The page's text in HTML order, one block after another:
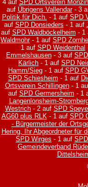
4 auf SPD Ortsverein
auf Übrigens Vallendar- 3
Politik für Dich. - 1 auf SPD
auf SPD Donsieders - 1 auf
auf SPD Waldböckelheim - 1
Waldmohr- 1 auf SPD
1 auf SPD Weidenthal
Emmelshausen- 3 auf
Kärlich - 1 auf SPD
Hamm/Sieg- 1 auf SPD
SPD Schiesheim - 1 auf
Ortsverein Schillingen- 1
auf SPD Germersheim - 1
Langenlonsheim-
Westrich - 2 auf SPD
AG60 plus RLK - 1 auf SPD
- Bürgermeister der
Hering, Ihr Abgeordneter für
SPD Wirges - 1 auf
Gemeindeverband